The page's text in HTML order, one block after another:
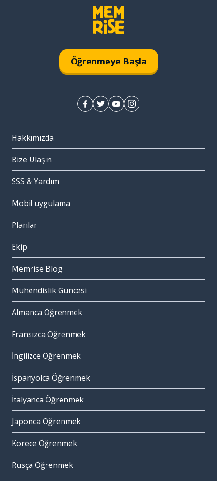
Öğrenmeye Başla
Hakkımızda
Bize Ulaşın
SSS & Yardım
Mobil uygulama
Planlar
Ekip
Memrise Blog
Mühendislik Güncesi
Almanca Öğrenmek
Fransızca Öğrenmek
İngilizce Öğrenmek
İspanyolca Öğrenmek
İtalyanca Öğrenmek
Japonca Öğrenmek
Korece Öğrenmek
Rusça Öğrenmek